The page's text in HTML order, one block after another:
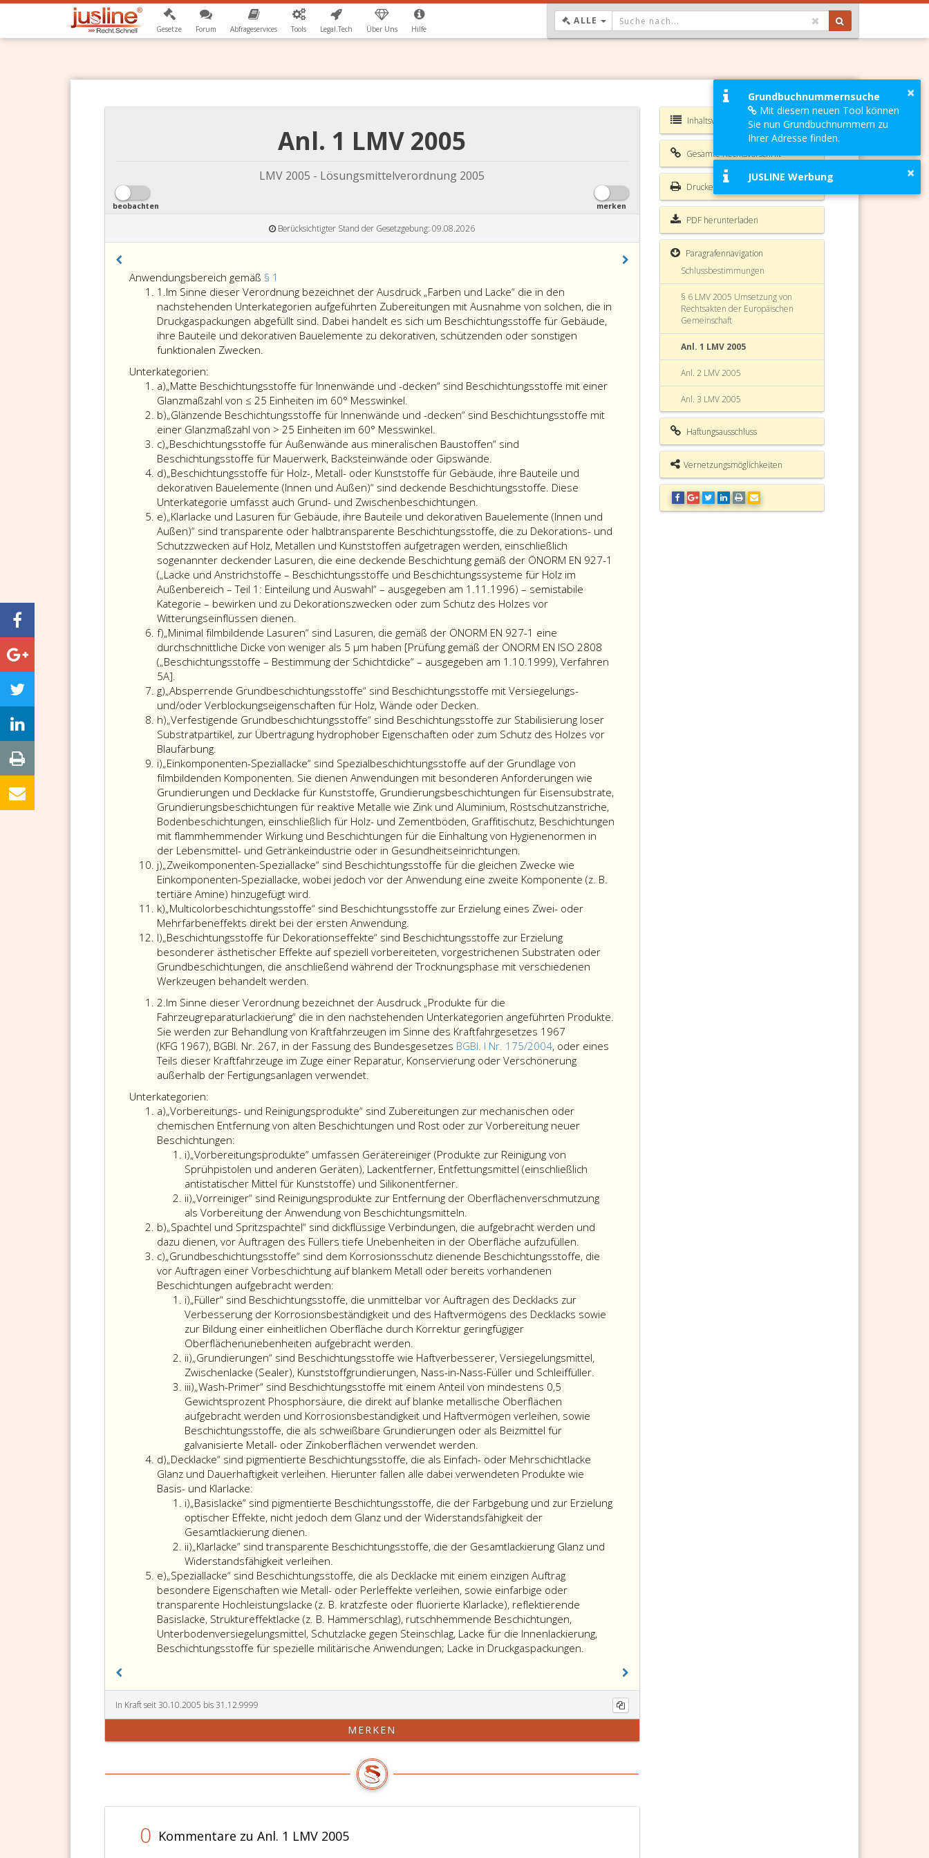
Gesetze Forum Abfrageservices Tools Legal.Tech Über Uns Hilfe
ALLE DROPDOWN: GEWÄHLTER WERT IST ALLE
Anl. 1 LMV 2005
LMV 2005 - Lösungsmittelverordnung 2005
beobachten merken
Berücksichtigter Stand der Gesetzgebung: 09.08.2026
Anwendungsbereich gemäß § 1
gemäß
Paragraph
eins,
1.Ziffer
eins
Im Sinne dieser Verordnung bezeichnet der Ausdruck „Farben und Lacke“ die in den
nachstehenden Unterkategorien aufgeführten Zubereitungen mit Ausnahme von solchen, die in
Druckgaspackungen abgefüllt sind. Dabei handelt es sich um Beschichtungsstoffe für Gebäude,
ihre Bauteile und dekorativen Bauelemente zu dekorativen, schützenden oder sonstigen
funktionalen Zwecken.
Unterkategorien:
a)Litera
a
„Matte Beschichtungsstoffe für Innenwände und -decken“ sind Beschichtungsstoffe mit einer
Glanzmaßzahl von ≤ 25 Einheiten im 60° Messwinkel.
b)Litera
b
„Glänzende Beschichtungsstoffe für Innenwände und -decken“ sind Beschichtungsstoffe mit
einer Glanzmaßzahl von > 25 Einheiten im 60° Messwinkel.
c)Litera
c
„Beschichtungsstoffe für Außenwände aus mineralischen Baustoffen“ sind
Beschichtungsstoffe für Mauerwerk, Backsteinwände oder Gipswände.
d)Litera
d
„Beschichtungsstoffe für Holz-, Metall- oder Kunststoffe für Gebäude, ihre Bauteile und
dekorativen Bauelemente (Innen und Außen)“ sind deckende Beschichtungsstoffe. Diese
Unterkategorie umfasst auch Grund- und Zwischenbeschichtungen.
e)Litera
e
„Klarlacke und Lasuren für Gebäude, ihre Bauteile und dekorativen Bauelemente (Innen und
Außen)“ sind transparente oder halbtransparente Beschichtungsstoffe, die zu Dekorations- und
Schutzzwecken auf Holz, Metallen und Kunststoffen aufgetragen werden, einschließlich
sogenannter deckender Lasuren, die eine deckende Beschichtung gemäß der ÖNORM EN 927-1
(„Lacke und Anstrichstoffe – Beschichtungsstoffe und Beschichtungssysteme für Holz im
Außenbereich – Teil 1: Einteilung und Auswahl“ – ausgegeben am 1.11.1996) – semistabile
Kategorie – bewirken und zu Dekorationszwecken oder zum Schutz des Holzes vor
Witterungseinflüssen dienen.
f)Litera
f
„Minimal filmbildende Lasuren“ sind Lasuren, die gemäß der ÖNORM EN 927-1 eine
durchschnittliche Dicke von weniger als 5 µm haben [Prüfung gemäß der ÖNORM EN ISO 2808
(„Beschichtungsstoffe – Bestimmung der Schichtdicke“ – ausgegeben am 1.10.1999), Verfahren
5A].
g)Litera
g
„Absperrende Grundbeschichtungsstoffe“ sind Beschichtungsstoffe mit Versiegelungs-
und/oder Verblockungseigenschaften für Holz, Wände oder Decken.
h)Litera
h
„Verfestigende Grundbeschichtungsstoffe“ sind Beschichtungsstoffe zur Stabilisierung loser
Substratpartikel, zur Übertragung hydrophober Eigenschaften oder zum Schutz des Holzes vor
Blaufärbung.
i)Litera
i
„Einkomponenten-Speziallacke“ sind Spezialbeschichtungsstoffe auf der Grundlage von
filmbildenden Komponenten. Sie dienen Anwendungen mit besonderen Anforderungen wie
Grundierungen und Decklacke für Kunststoffe, Grundierungsbeschichtungen für Eisensubstrate,
Grundierungsbeschichtungen für reaktive Metalle wie Zink und Aluminium, Rostschutzanstriche,
Bodenbeschichtungen, einschließlich für Holz- und Zementböden, Graffitischutz, Beschichtungen
mit flammhemmender Wirkung und Beschichtungen für die Einhaltung von Hygienenormen in
der Lebensmittel- und Getränkeindustrie oder in Gesundheitseinrichtungen.
j)Litera
j
„Zweikomponenten-Speziallacke“ sind Beschichtungsstoffe für die gleichen Zwecke wie
Einkomponenten-Speziallacke, wobei jedoch vor der Anwendung eine zweite Komponente (z. B.
tertiäre Amine) hinzugefügt wird.
k)Litera
k
„Multicolorbeschichtungsstoffe“ sind Beschichtungsstoffe zur Erzielung eines Zwei- oder
Mehrfarbeneffekts direkt bei der ersten Anwendung.
l)Litera
l
„Beschichtungsstoffe für Dekorationseffekte“ sind Beschichtungsstoffe zur Erzielung
besonderer ästhetischer Effekte auf speziell vorbereiteten, vorgestrichenen Substraten oder
Grundbeschichtungen, die anschließend während der Trocknungsphase mit verschiedenen
Werkzeugen behandelt werden.
2.Ziffer
2
Im Sinne dieser Verordnung bezeichnet der Ausdruck „Produkte für die
Fahrzeugreparaturlackierung“ die in den nachstehenden Unterkategorien angeführten Produkte.
Sie werden zur Behandlung von Kraftfahrzeugen im Sinne des Kraftfahrgesetzes 1967
(KFG 1967), BGBl. Nr. 267, in der Fassung des Bundesgesetzes BGBl. I Nr. 175/2004, oder eines
Teils dieser Kraftfahrzeuge im Zuge einer Reparatur, Konservierung oder Verschönerung
außerhalb der Fertigungsanlagen verwendet.
Verordnung
bezeichnet
Ausdruck
„Produkte
für
die
Fahrzeugreparaturlackierung“
die
in
den
nachstehenden
angeführten
Produkte.
Sie
werden
zur
Behandlung
von
Kraftfahrzeugen
im
Sinne
des
Kraftfahrgesetzes 1967
(KFG 1967),
Nr. 267,
in
Fassung
Bundesgesetzes
Bundesgesetzblatt
Teil
eins,
Nr. 175
aus
dieser
Kraftfahrzeuge
im
Zuge
einer
Unterkategorien:
a)Litera
a
„Vorbereitungs- und Reinigungsprodukte“ sind Zubereitungen zur mechanischen oder
chemischen Entfernung von alten Beschichtungen und Rost oder zur Vorbereitung neuer
Beschichtungen:
i)Litera
i
„Vorbereitungsprodukte“ umfassen Gerätereiniger (Produkte zur Reinigung von
Sprühpistolen und anderen Geräten), Lackentferner, Entfettungsmittel (einschließlich
antistatischer Mittel für Kunststoffe) und Silikonentferner.
ii)Sub-
Litera,
i,
i
„Vorreiniger“ sind Reinigungsprodukte zur Entfernung der Oberflächenverschmutzung
als Vorbereitung der Anwendung von Beschichtungsmitteln.
b)Litera
b
„Spachtel und Spritzspachtel“ sind dickflüssige Verbindungen, die aufgebracht werden und
dazu dienen, vor Auftragen des Füllers tiefe Unebenheiten in der Oberfläche aufzufüllen.
c)Litera
c
„Grundbeschichtungsstoffe“ sind dem Korrosionsschutz dienende Beschichtungsstoffe, die
vor Auftragen einer Vorbeschichtung auf blankem Metall oder bereits vorhandenen
Beschichtungen aufgebracht werden:
i)Litera
i
„Füller“ sind Beschichtungsstoffe, die unmittelbar vor Auftragen des Decklacks zur
Verbesserung der Korrosionsbeständigkeit und des Haftvermögens des Decklacks sowie
zur Bildung einer einheitlichen Oberfläche durch Korrektur geringfügiger
Oberflächenunebenheiten aufgebracht werden.
ii)Sub-
Litera,
i,
i
„Grundierungen“ sind Beschichtungsstoffe wie Haftverbesserer, Versiegelungsmittel,
Zwischenlacke (Sealer), Kunststoffgrundierungen, Nass-in-Nass-Füller und Schleiffüller.
iii)iii
„Wash-Primer“ sind Beschichtungsstoffe mit einem Anteil von mindestens 0,5
Gewichtsprozent Phosphorsäure, die direkt auf blanke metallische Oberflächen
aufgebracht werden und Korrosionsbeständigkeit und Haftvermögen verleihen, sowie
Beschichtungsstoffe, die als schweißbare Grundierungen oder als Beizmittel für
galvanisierte Metall- oder Zinkoberflächen verwendet werden.
d)Litera
d
„Decklacke“ sind pigmentierte Beschichtungsstoffe, die als Einfach- oder Mehrschichtlacke
Glanz und Dauerhaftigkeit verleihen. Hierunter fallen alle dabei verwendeten Produkte wie
Basis- und Klarlacke:
i)Litera
i
„Basislacke“ sind pigmentierte Beschichtungsstoffe, die der Farbgebung und zur Erzielung
optischer Effekte, nicht jedoch dem Glanz und der Widerstandsfähigkeit der
Gesamtlackierung dienen.
ii)Sub-
Litera,
i,
i
„Klarlacke“ sind transparente Beschichtungsstoffe, die der Gesamtlackierung Glanz und
Widerstandsfähigkeit verleihen.
e)Litera
e
„Speziallacke“ sind Beschichtungsstoffe, die als Decklacke mit einem einzigen Auftrag
besondere Eigenschaften wie Metall- oder Perleffekte verleihen, sowie einfarbige oder
transparente Hochleistungslacke (z. B. kratzfeste oder fluorierte Klarlacke), reflektierende
Basislacke, Struktureffektlacke (z. B. Hammerschlag), rutschhemmende Beschichtungen,
Unterbodenversiegelungsmittel, Schutzlacke gegen Steinschlag, Lacke für die Innenlackierung,
Beschichtungsstoffe für spezielle militärische Anwendungen; Lacke in Druckgaspackungen.
In Kraft seit 30.10.2005 bis 31.12.9999
MERKEN
0 Kommentare zu Anl. 1 LMV 2005
Inhaltsverzeichnis LMV 2005
Gesamte Rechtsvorschrift
Drucken
PDF herunterladen
Paragrafennavigation
§ 1 LMV 2005 Zweck und
Anwendungsbereich
§ 2 LMV 2005
Begriffsbestimmungen
§ 3 LMV 2005 Verbote
§ 4 LMV 2005 Kennzeichnung
§ 5 LMV 2005
Schlussbestimmungen
§ 6 LMV 2005 Umsetzung von
Rechtsakten der Europäischen
Gemeinschaft
Anl. 1 LMV 2005
Anl. 2 LMV 2005
Anl. 3 LMV 2005
Lösungsmittelverordnung 2005
(LMV 2005) Fundstelle
Haftungsausschluss
Vernetzungsmöglichkeiten
×
Grundbuchnummernsuche
Mit diesem neuen Tool können
Sie nun Grundbuchnummern zu
Ihrer Adresse finden.
×
JUSLINE Werbung